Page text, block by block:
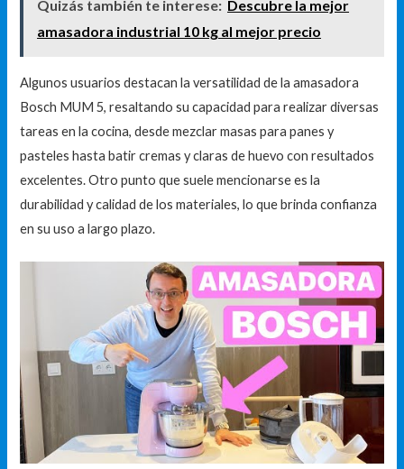
Quizás también te interese: Descubre la mejor
amasadora industrial 10 kg al mejor precio
Algunos usuarios destacan la versatilidad de la amasadora
Bosch MUM 5, resaltando su capacidad para realizar diversas
tareas en la cocina, desde mezclar masas para panes y
pasteles hasta batir cremas y claras de huevo con resultados
excelentes. Otro punto que suele mencionarse es la
durabilidad y calidad de los materiales, lo que brinda confianza
en su uso a largo plazo.